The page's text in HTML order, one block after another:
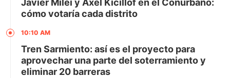
Javier Milei y Axel Kicillof en el Conurbano:
cómo votaría cada distrito
10:10 AM
Tren Sarmiento: así es el proyecto para
aprovechar una parte del soterramiento y
eliminar 20 barreras